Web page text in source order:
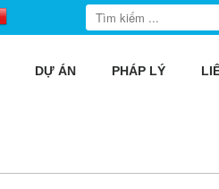
DỰ ÁN PHÁP LÝ